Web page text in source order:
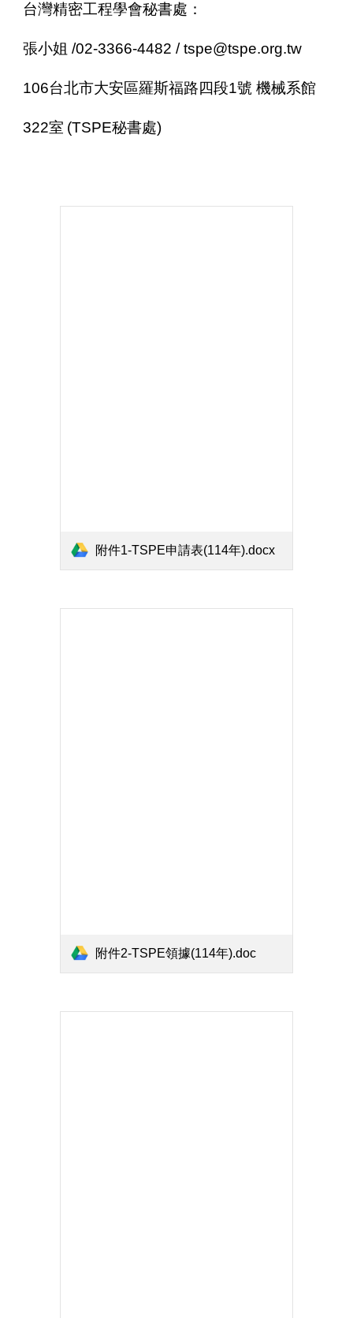
台灣精密工程學會秘書處：
張小姐 /02-3366-4482 / tspe@tspe.org.tw
106台北市大安區羅斯福路四段1號 機械系館
322室 (TSPE秘書處)
附件1-TSPE申請表(114年).docx
附件2-TSPE領據(114年).doc